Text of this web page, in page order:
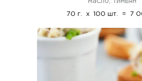
70 г. x 100 шт. = 7